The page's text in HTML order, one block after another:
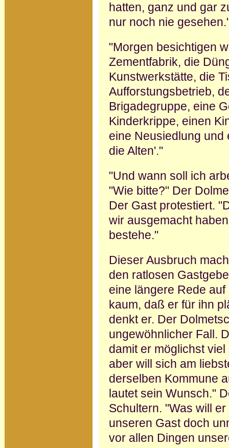
hatten, ganz und gar
nur noch nie
"Morgen besichtigen
Ze­mentfabrik, die
Kunstwerk­stätte, die
Aufforstungsbetrieb,
Brigadegruppe, eine
Kinderkrippe, einen
eine Neusiedlung und
die Alten'."
"Und wann soll ich
"Wie bitte?" Der
Der Gast protestiert.
wir aus­gemacht
bestehe."
Dieser Ausbruch
den rat­losen
eine längere Rede
kaum, daß er für ihn
denkt er. Der
ungewöhnlicher Fall.
damit er möglichst
aber will sich am
derselben Kommune
lautet sein Wunsch."
Schultern. "Was will
unseren Gast doch
vor allen Dingen